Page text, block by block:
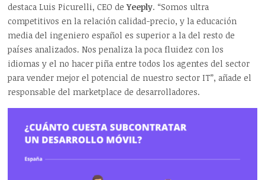
destaca Luis Picurelli, CEO deYeeply. “Somos ultra
competitivos en la relación calidad-precio, y la educación
media del ingeniero español es superior a la del resto de
países analizados. Nos penaliza la poca fluidez con los
idiomas y el no hacer piña entre todos los agentes del sector
para vender mejor el potencial de nuestro sector IT”, añade el
responsable del marketplace de desarrolladores.